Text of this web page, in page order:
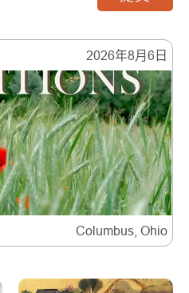
2026年8月6日
Columbus, Ohio